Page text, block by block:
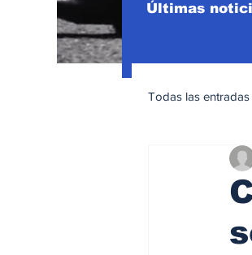
Últimas
Todas las entradas
Nacionales